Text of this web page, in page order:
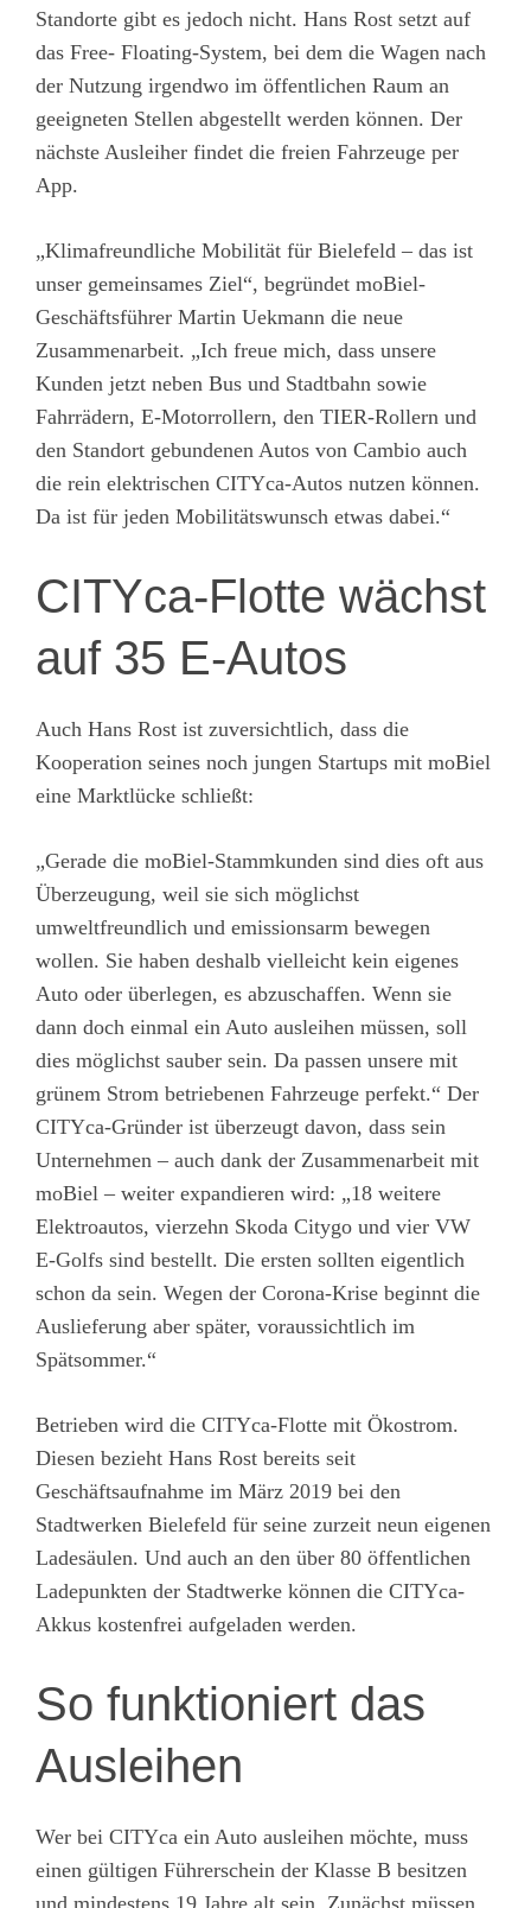
Standorte gibt es jedoch nicht. Hans Rost setzt auf
das Free- Floating-System, bei dem die Wagen nach
der Nutzung irgendwo im öffentlichen Raum an
geeigneten Stellen abgestellt werden können. Der
nächste Ausleiher findet die freien Fahrzeuge per
App.
„Klimafreundliche Mobilität für Bielefeld – das ist
unser gemeinsames Ziel“, begründet moBiel-
Geschäftsführer Martin Uekmann die neue
Zusammenarbeit. „Ich freue mich, dass unsere
Kunden jetzt neben Bus und Stadtbahn sowie
Fahrrädern, E-Motorrollern, den TIER-Rollern und
den Standort gebundenen Autos von Cambio auch
die rein elektrischen CITYca-Autos nutzen können.
Da ist für jeden Mobilitätswunsch etwas dabei.“
CITYca-Flotte wächst
auf 35 E-Autos
Auch Hans Rost ist zuversichtlich, dass die
Kooperation seines noch jungen Startups mit moBiel
eine Marktlücke schließt:
„Gerade die moBiel-Stammkunden sind dies oft aus
Überzeugung, weil sie sich möglichst
umweltfreundlich und emissionsarm bewegen
wollen. Sie haben deshalb vielleicht kein eigenes
Auto oder überlegen, es abzuschaffen. Wenn sie
dann doch einmal ein Auto ausleihen müssen, soll
dies möglichst sauber sein. Da passen unsere mit
grünem Strom betriebenen Fahrzeuge perfekt.“ Der
CITYca-Gründer ist überzeugt davon, dass sein
Unternehmen – auch dank der Zusammenarbeit mit
moBiel – weiter expandieren wird: „18 weitere
Elektroautos, vierzehn Skoda Citygo und vier VW
E-Golfs sind bestellt. Die ersten sollten eigentlich
schon da sein. Wegen der Corona-Krise beginnt die
Auslieferung aber später, voraussichtlich im
Spätsommer.“
Betrieben wird die CITYca-Flotte mit Ökostrom.
Diesen bezieht Hans Rost bereits seit
Geschäftsaufnahme im März 2019 bei den
Stadtwerken Bielefeld für seine zurzeit neun eigenen
Ladesäulen. Und auch an den über 80 öffentlichen
Ladepunkten der Stadtwerke können die CITYca-
Akkus kostenfrei aufgeladen werden.
So funktioniert das
Ausleihen
Wer bei CITYca ein Auto ausleihen möchte, muss
einen gültigen Führerschein der Klasse B besitzen